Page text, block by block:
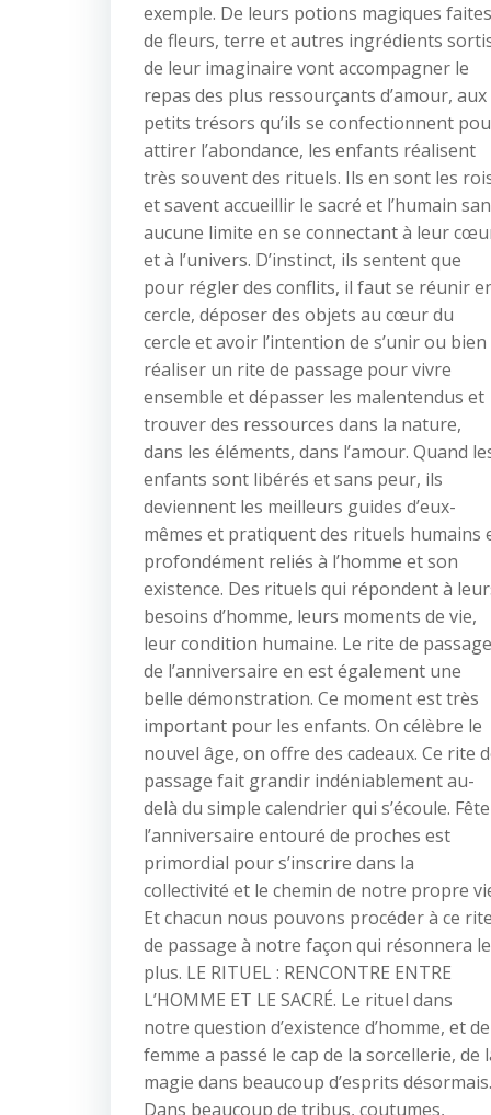
exemple. De leurs potions magiques faites
de fleurs, terre et autres ingrédients
de leur imaginaire vont accompagner le
repas des plus ressourçants d’amour, aux
petits trésors qu’ils se confectionnent
attirer l’abondance, les enfants réalisent
très souvent des rituels. Ils en sont les
et savent accueillir le sacré et l’humain
aucune limite en se connectant à leur
et à l’univers. D’instinct, ils sentent que
pour régler des conflits, il faut se réunir
cercle, déposer des objets au cœur du
cercle et avoir l’intention de s’unir ou bien
réaliser un rite de passage pour vivre
ensemble et dépasser les malentendus et
trouver des ressources dans la nature,
dans les éléments, dans l’amour. Quand
enfants sont libérés et sans peur, ils
deviennent les meilleurs guides d’eux-
mêmes et pratiquent des rituels humains
profondément reliés à l’homme et son
existence. Des rituels qui répondent à
besoins d’homme, leurs moments de vie,
leur condition humaine. Le rite de passage
de l’anniversaire en est également une
belle démonstration. Ce moment est très
important pour les enfants. On célèbre le
nouvel âge, on offre des cadeaux. Ce rite
passage fait grandir indéniablement au-
delà du simple calendrier qui s’écoule.
l’anniversaire entouré de proches est
primordial pour s’inscrire dans la
collectivité et le chemin de notre propre
Et chacun nous pouvons procéder à ce rite
de passage à notre façon qui résonnera le
plus. LE RITUEL : RENCONTRE ENTRE
L’HOMME ET LE SACRÉ. Le rituel dans
notre question d’existence d’homme, et de
femme a passé le cap de la sorcellerie, de
magie dans beaucoup d’esprits désormais.
Dans beaucoup de tribus, coutumes,